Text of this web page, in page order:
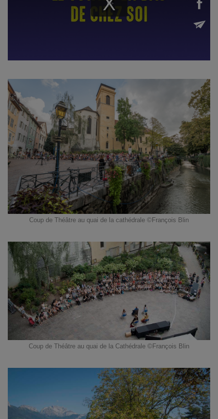
Coup de Théâtre au quai de la cathédrale ©François Blin
Coup de Théâtre au quai de la Cathédrale ©François Blin